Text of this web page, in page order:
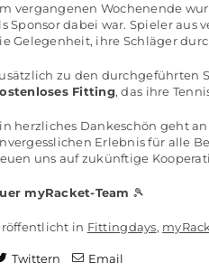
vergangenen Wochenende
Sponsor dabei war. Spieler aus
Gelegenheit, ihre Schläger
zu den durchgeführten
Fitting, das ihre
herzliches Dankeschön geht an
Erlebnis für alle
uns auf zukünftige
myRacket-Team 🎾
in Fittingdays,
Twittern Email